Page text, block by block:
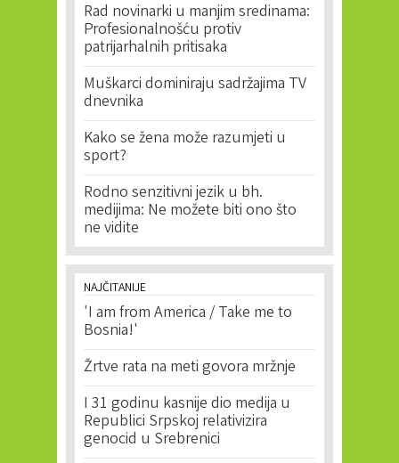
Rad novinarki u manjim sredinama:
Profesionalnošću protiv
patrijarhalnih pritisaka
Muškarci dominiraju sadržajima TV
dnevnika
Kako se žena može razumjeti u
sport?
Rodno senzitivni jezik u bh.
medijima: Ne možete biti ono što
ne vidite
NAJČITANIJE
'I am from America / Take me to
Bosnia!'
Žrtve rata na meti govora mržnje
I 31 godinu kasnije dio medija u
Republici Srpskoj relativizira
genocid u Srebrenici